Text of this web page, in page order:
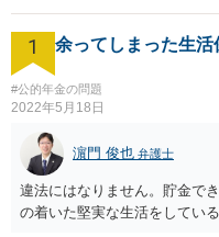
1 余ってしまった生活
#公的年金の問題
2022年5月18日
濵門 俊也 弁護士
違法にはなりません。貯金で
の着いた堅実な生活をしてい